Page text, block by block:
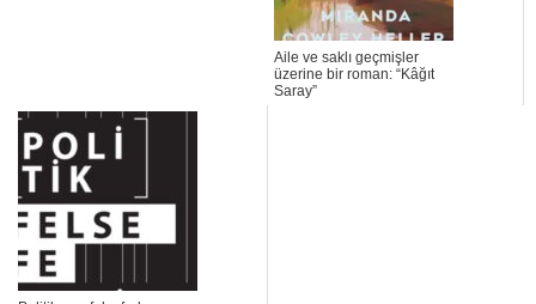
Aile ve saklı geçmişler
üzerine bir roman: “Kâğıt
Saray”